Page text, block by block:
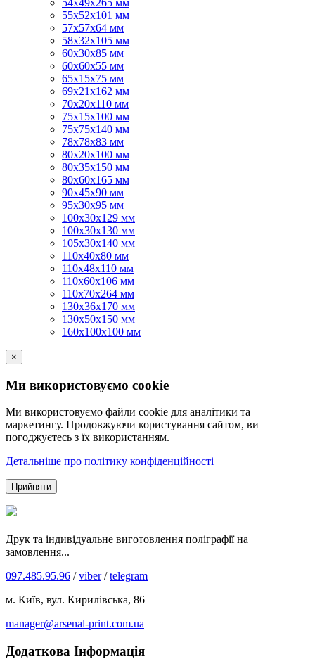
54х49х265 мм
55х52х101 мм
57х57х64 мм
58х32х105 мм
60х30х85 мм
60х60х55 мм
65х15х75 мм
69х21х162 мм
70х20х110 мм
75х15х100 мм
75х75х140 мм
78х78х83 мм
80х20х100 мм
80х35х150 мм
80х60х165 мм
90х45х90 мм
95х30х95 мм
100х30х129 мм
100х30х130 мм
105х30х140 мм
110х40х80 мм
110х48х110 мм
110х60х106 мм
110х70х264 мм
130х36х170 мм
130х50х150 мм
160х100х100 мм
×
Ми використовуємо cookie
Ми використовуємо файли cookie для аналітики та
маркетингу. Продовжуючи користування сайтом, ви
погоджуєтесь з їх використанням.
Детальніше про політику конфіденційності
Прийняти
Друк та індивідуальне виготовлення поліграфії на
замовлення...
097.485.95.96 /viber/telegram
м. Київ, вул. Кирилівська, 86
manager@arsenal-print.com.ua
Додаткова Інформація